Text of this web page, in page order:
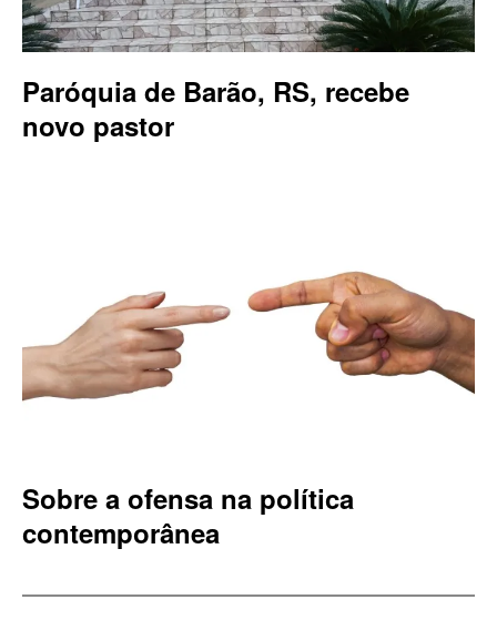
Paróquia de Barão, RS, recebe
novo pastor
Sobre a ofensa na política
contemporânea